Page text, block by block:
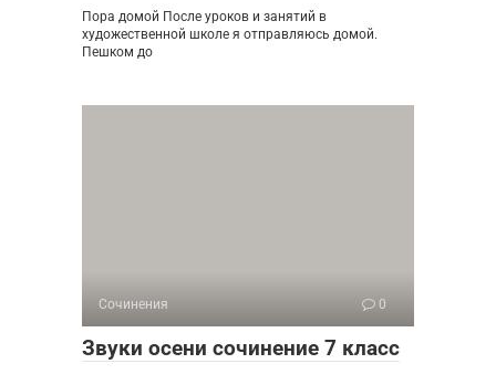
Пора домой После уроков и занятий в
художественной школе я отправляюсь домой.
Пешком до
Сочинения 0
Звуки осени сочинение 7 класс